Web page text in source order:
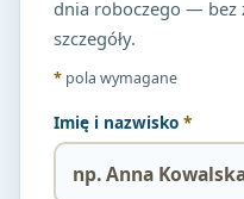
dnia roboczego —
szczegóły.
* pola wymagane
Imię i nazwisko *